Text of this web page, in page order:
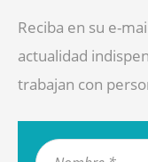
Reciba en su e-
actualidad
trabajan con